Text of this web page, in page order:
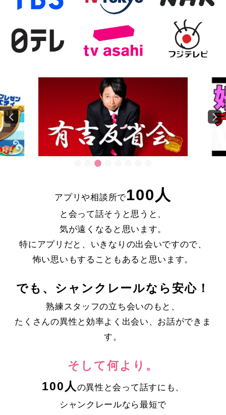
アプリや相談所で100人
と会って話そうと思うと、
気が遠くなると思います。
特にアプリだと、いきなりの出会いですので、
怖い思いもすることもあると思います。
でも、シャンクレールなら安心！
熟練スタッフの立ち会いのもと、
たくさんの異性と効率よく出会い、お話ができま
す。
そして何より。
100人の異性と会って話すにも、
シャンクレールなら最短で